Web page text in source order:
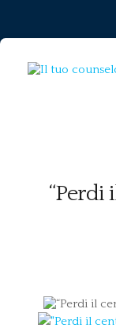
“Perdi